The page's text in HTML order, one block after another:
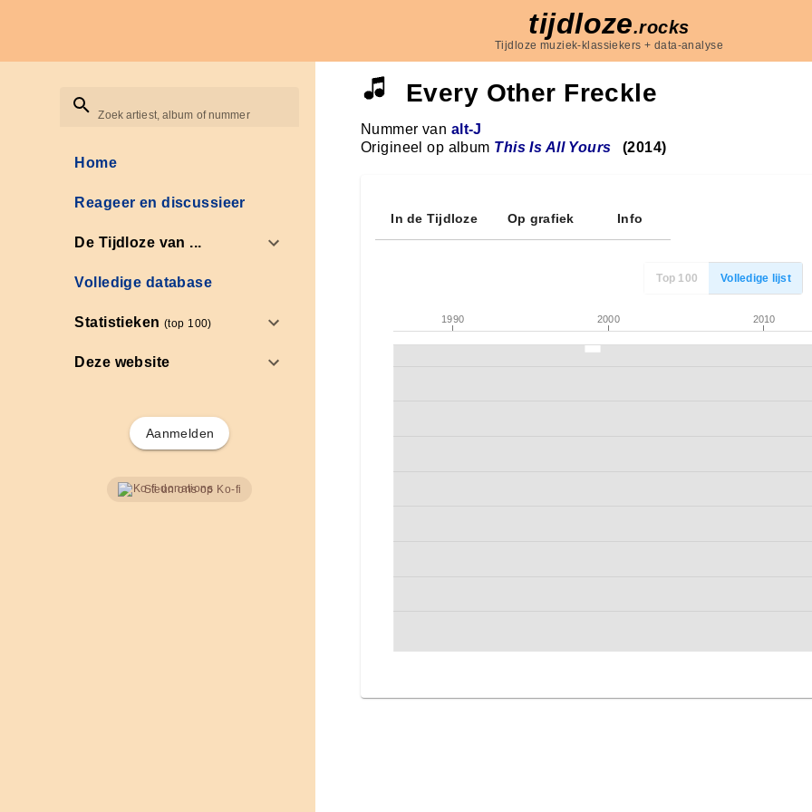
tijdloze.rocks
Tijdloze muziek-klassiekers + data-analyse
Zoek artiest, album of nummer
Home
Reageer en discussieer
De Tijdloze van ...
Volledige database
Statistieken(top 100)
Deze website
Aanmelden
Steun ons op Ko-fi
Every Other Freckle
Nummer van alt-J
Origineel op album This Is All Yours (2014)
In de Tijdloze Op grafiek Info
Top 100 Volledige lijst
1990 2000 2010